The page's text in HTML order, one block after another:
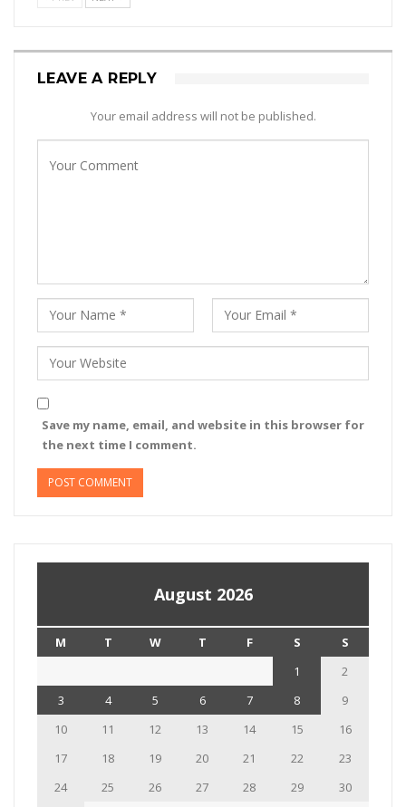
LEAVE A REPLY
Your email address will not be published.
Save my name, email, and website in this browser for
the next time I comment.
August 2026
M T W T F S
S
1
2
3
4 5 6 7 8
9
10
11 12 13 14 15
16
17
18 19 20 21 22
23
24
25 26 27 28 29
30